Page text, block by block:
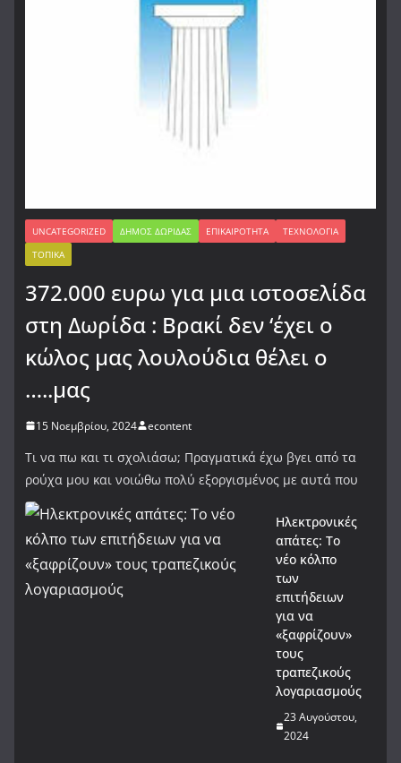
UNCATEGORIZED ΔΉΜΟΣ ΔΩΡΊΔΑΣ ΕΠΙΚΑΙΡΌΤΗΤΑ
ΤΕΧΝΟΛΟΓΊΑ
ΤΟΠΙΚΆ
372.000 ευρω για μια ιστοσελίδα
στη Δωρίδα : Βρακί δεν ‘έχει ο
κώλος μας λουλούδια θέλει ο
…..μας
15 Νοεμβρίου, 2024 econtent
Τι να πω και τι σχολιάσω; Πραγματικά έχω βγει από τα
ρούχα μου και νοιώθω πολύ εξοργισμένος με αυτά που
Ηλεκτρονικές
απάτες: Το
νέο κόλπο
των
επιτήδειων
για να
«ξαφρίζουν»
τους
τραπεζικούς
λογαριασμούς
23 Αυγούστου,
2024